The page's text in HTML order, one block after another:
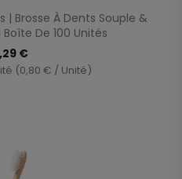
| Brosse À Dents Souple &
De 100 Unités
€
(0,80 € / Unité)